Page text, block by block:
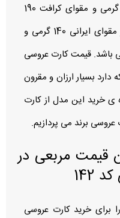
کارت عروسی از مقوای ایرانی 140 گرمی و مقوای کرافت 190
گرمی می باشد. جنس پاکت نیز از مقوای ایرانی 140 گرمی و
کوب می باشد. قیمت کارت عروسی
دارد بسیار ارزان و مقرون
ی خرید این مدل از کارت
عروسی برند می پردازیم.
قیمت مربعی در
برای خرید کارت عروسی